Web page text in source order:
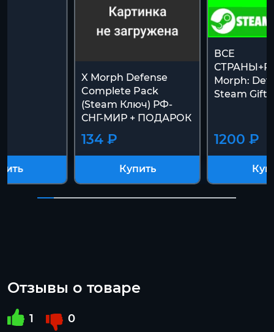
X Morph Defense
Complete Pack
(Steam Ключ) РФ-
СНГ-МИР + ПОДАРОК
134 ₽
Купить
ВСЕ
Morph:
Steam Gift
1200 ₽
Отзывы о товаре
1 0